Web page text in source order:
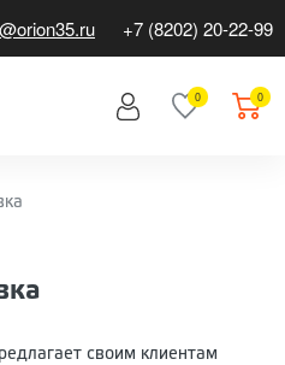
+7 (8202) 20-22-99
0 0
своим клиентам